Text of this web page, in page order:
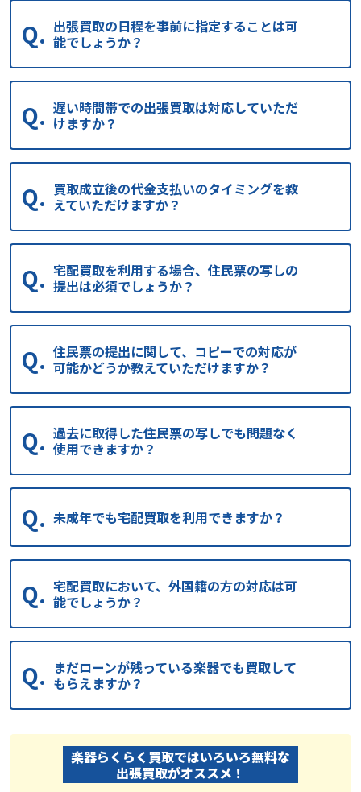
出張買取の日程を事前に指定することは可
能でしょうか？
遅い時間帯での出張買取は対応していただ
けますか？
買取成立後の代金支払いのタイミングを教
えていただけますか？
宅配買取を利用する場合、住民票の写しの
提出は必須でしょうか？
住民票の提出に関して、コピーでの対応が
可能かどうか教えていただけますか？
過去に取得した住民票の写しでも問題なく
使用できますか？
未成年でも宅配買取を利用できますか？
宅配買取において、外国籍の方の対応は可
能でしょうか？
まだローンが残っている楽器でも買取して
もらえますか？
楽器らくらく買取ではいろいろ無料な
出張買取がオススメ！